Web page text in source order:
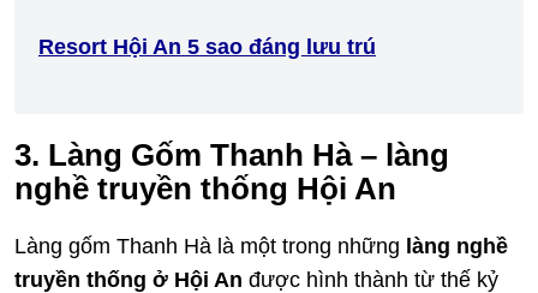
Resort Hội An 5 sao đáng lưu trú
3. Làng Gốm Thanh Hà – làng
nghề truyền thống Hội An
Làng gốm Thanh Hà là một trong những làng nghề
truyền thống ở Hội An được hình thành từ thế kỷ